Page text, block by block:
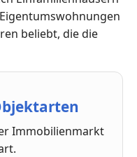
beliebt, die die
Immobilienmarkt